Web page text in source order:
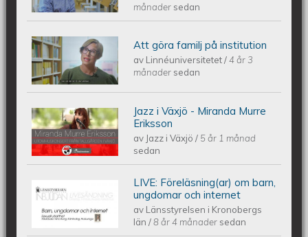
föräldrarna?
månader sedan
Att göra familj på institution
Att göra familj på institution
av Linnéuniversitetet/4 år 3
månader sedan
Jazz i Växjö - Miranda Murre Eriksson
Jazz i Växjö - Miranda Murre
Eriksson
av Jazz i Växjö/ 5 år 1 månad
sedan
Länsstyrelsen I Kronobergs län:
föreläsningar om barn, ungdomar
LIVE: Föreläsning(ar) om barn,
ungdomar och internet
av Länsstyrelsen i Kronobergs
län/8 år 4 månader sedan